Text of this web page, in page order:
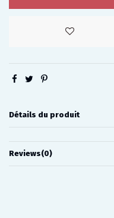
Détails du produit
Reviews(0)